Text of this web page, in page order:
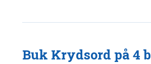
Buk Krydsord på 4